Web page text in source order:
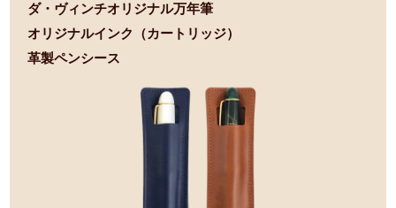
ダ・ヴィンチオリジナル万年筆
オリジナルインク（カートリッジ）
革製ペンシース